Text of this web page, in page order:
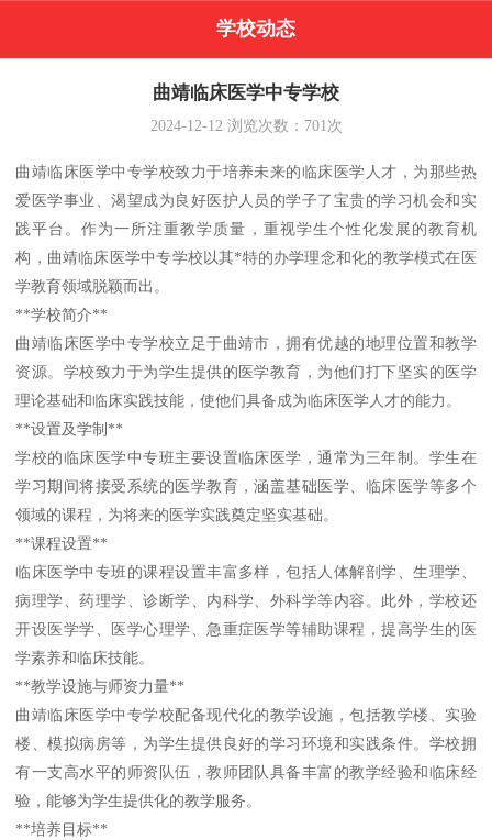
学校动态
曲靖临床医学中专学校
2024-12-12 浏览次数： 701次
曲靖临床医学中专学校致力于培养未来的临床医学人才，为那些热
爱医学事业、渴望成为良好医护人员的学子了宝贵的学习机会和实
践平台。作为一所注重教学质量，重视学生个性化发展的教育机
构，曲靖临床医学中专学校以其*特的办学理念和化的教学模式在医
学教育领域脱颖而出。
**学校简介**
曲靖临床医学中专学校立足于曲靖市，拥有优越的地理位置和教学
资源。学校致力于为学生提供的医学教育，为他们打下坚实的医学
理论基础和临床实践技能，使他们具备成为临床医学人才的能力。
**设置及学制**
学校的临床医学中专班主要设置临床医学，通常为三年制。学生在
学习期间将接受系统的医学教育，涵盖基础医学、临床医学等多个
领域的课程，为将来的医学实践奠定坚实基础。
**课程设置**
临床医学中专班的课程设置丰富多样，包括人体解剖学、生理学、
病理学、药理学、诊断学、内科学、外科学等内容。此外，学校还
开设医学学、医学心理学、急重症医学等辅助课程，提高学生的医
学素养和临床技能。
**教学设施与师资力量**
曲靖临床医学中专学校配备现代化的教学设施，包括教学楼、实验
楼、模拟病房等，为学生提供良好的学习环境和实践条件。学校拥
有一支高水平的师资队伍，教师团队具备丰富的教学经验和临床经
验，能够为学生提供化的教学服务。
**培养目标**